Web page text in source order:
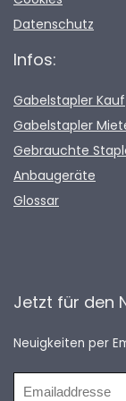
Datenschutz
Infos:
Gabelstapler Kauf
Gabelstapler
Gebrauchte
Anbaugeräte
Glossar
Jetzt für den
Neuigkeiten per